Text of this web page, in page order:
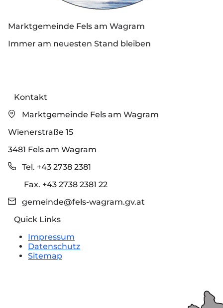
Marktgemeinde Fels am Wagram
Immer am neuesten Stand bleiben
Kontakt
Marktgemeinde Fels am Wagram
Wienerstraße 15
3481 Fels am Wagram
Tel. +43 2738 2381
Fax. +43 2738 2381 22
gemeinde@fels-wagram.gv.at
Quick Links
Impressum
Datenschutz
Sitemap